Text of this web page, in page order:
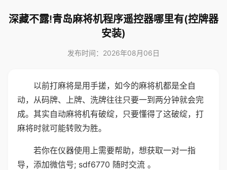
深藏不露!青岛麻将机程序遥控器哪里有(控牌器
安装)
发布时间：2026年08月06日
以前打麻将是用手搓，如今的麻将机都是全自
动，从码牌、上牌、洗牌往往只要一到两分钟就会完
成。其实自动麻将机有破绽，只要懂得了这破绽，打
麻将时就可能转败为胜。
若你在仪器使用上需要帮助，想获取一对一指
导，添加微信号; sdf6770 随时交流 。